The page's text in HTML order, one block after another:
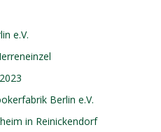
e.V.
Berlin e.V.
in Reinickendorf